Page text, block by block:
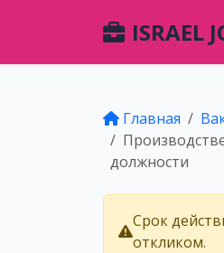
ISRAEL
Главная
должности
Срок
откликом.